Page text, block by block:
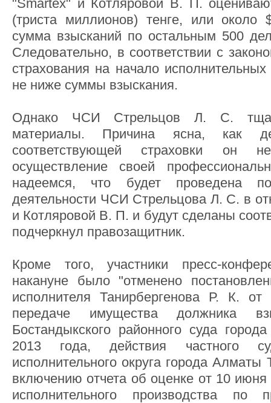
"Smartex" и Котляровой В. П.
(триста миллионов) тенге, или
сумма взысканий по остальным 500
Следовательно, в соответствии с
страхования на начало
не ниже суммы взыскания.
Однако ЧСИ Стрельцов Л. С.
материалы. Причина ясна, как
соответствующей страховки
осуществление своей
надеемся, что будет проведена
деятельности ЧСИ Стрельцова Л. С. в
и Котляровой В. П. и будут сделаны
подчеркнул правозащитник.
Кроме того, участники пресс-
накануне было "отменено
исполнителя Танирбергенова Р. К.
передаче имущества должника
Бостандыкского районного суда
2013 года, действия частного
исполнительного округа города Алматы
включению отчета об оценке от 10
исполнительного производства по